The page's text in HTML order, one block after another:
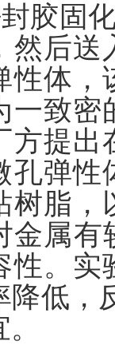
胶固
然后送
性体，
一致密
方提出
孔弹性
树脂，
金属有
性。实
降低，